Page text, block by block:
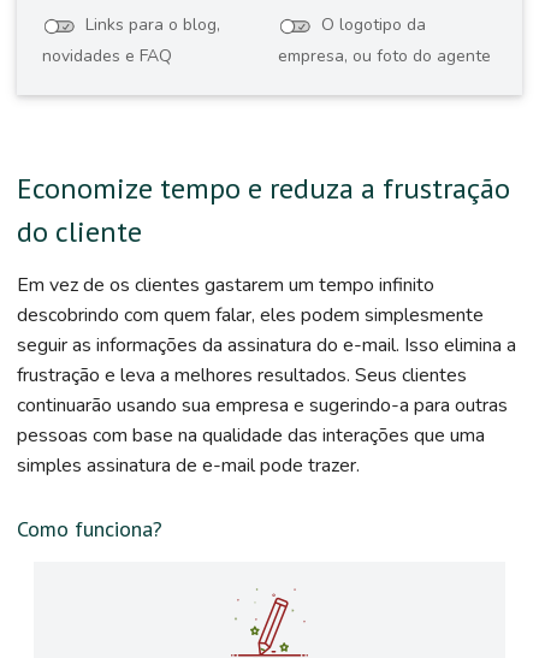
Links para o blog,
novidades e FAQ
O logotipo da
empresa, ou foto do agente
Economize tempo e reduza a frustração
do cliente
Em vez de os clientes gastarem um tempo infinito
descobrindo com quem falar, eles podem simplesmente
seguir as informações da assinatura do e-mail. Isso elimina a
frustração e leva a melhores resultados. Seus clientes
continuarão usando sua empresa e sugerindo-a para outras
pessoas com base na qualidade das interações que uma
simples assinatura de e-mail pode trazer.
Como funciona?